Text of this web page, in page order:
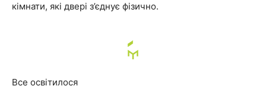
кімнати, які двері з’єднує фізично.
Все освітилося